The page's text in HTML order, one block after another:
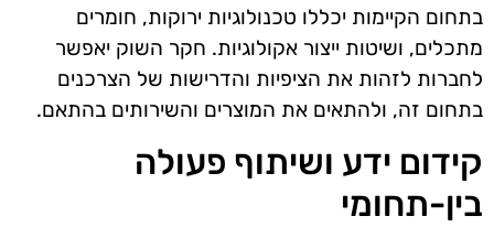
בתחום הקיימות יכללו טכנולוגיות ירוקות, חומרים
מתכלים, ושיטות ייצור אקולוגיות. חקר השוק יאפשר
לחברות לזהות את הציפיות והדרישות של הצרכנים
בתחום זה, ולהתאים את המוצרים והשירותים בהתאם.
קידום ידע ושיתוף פעולה
בין-תחומי